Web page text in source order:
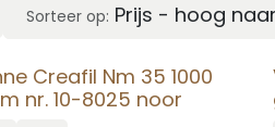
Sorteer op: Prijs - hoog
Creafil Nm 35 1000
nr. 10-8025 noor